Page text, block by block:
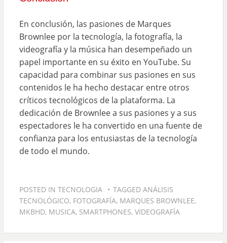
En conclusión, las pasiones de Marques
Brownlee por la tecnología, la fotografía, la
videografía y la música han desempeñado un
papel importante en su éxito en YouTube. Su
capacidad para combinar sus pasiones en sus
contenidos le ha hecho destacar entre otros
críticos tecnológicos de la plataforma. La
dedicación de Brownlee a sus pasiones y a sus
espectadores le ha convertido en una fuente de
confianza para los entusiastas de la tecnología
de todo el mundo.
POSTED IN TECNOLOGIA TAGGED ANÁLISIS
TECNOLÓGICO, FOTOGRAFÍA, MARQUES BROWNLEE,
MKBHD, MUSICA, SMARTPHONES, VIDEOGRAFÍA